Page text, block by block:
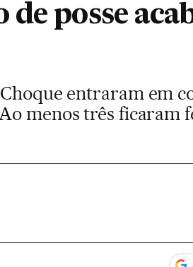
de posse
entraram em
menos três ficaram